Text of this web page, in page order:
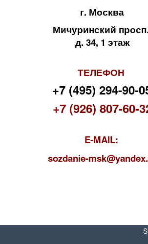
г. Москва
Мичуринский
д. 34, 1 этаж
ТЕЛЕФОН
+7 (495) 294-90-
+7 (926) 807-60-
E-MAIL:
sozdanie-